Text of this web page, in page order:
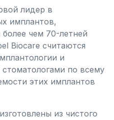
лидер в
имплантов,
чем 70-летней
Biocare считаются
и
по всему
этих имплантов
из чистого